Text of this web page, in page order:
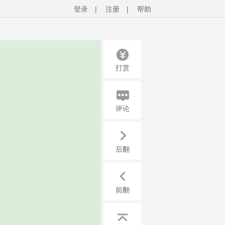
登录 | 注册 | 帮助
打赏
评论
后翻
前翻